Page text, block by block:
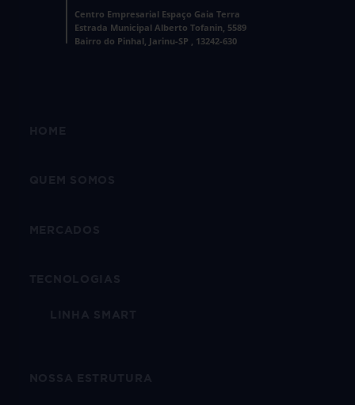
Centro Empresarial Espaço Gaia Terra
Estrada Municipal Alberto Tofanin, 5589
Bairro do Pinhal, Jarinu-SP , 13242-630